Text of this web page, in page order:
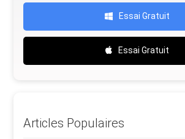
Essai Gratuit
Essai Gratuit
Articles Populaires